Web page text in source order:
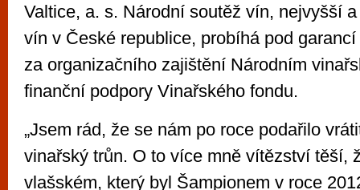
Valtice, a. s. Národní soutěž vín, nejvyšší
vín v České republice, probíhá pod
za organizačního zajištění Národním
finanční podpory Vinařského fondu.
„Jsem rád, že se nám po roce podařilo
vinařský trůn. O to více mně vítězství těší,
vlašském, který byl Šampionem v roce